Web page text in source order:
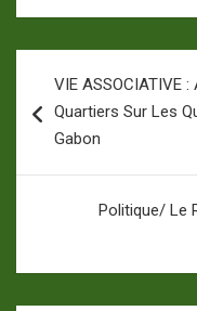
de
l’article
VIE ASSOCIATIVE
Quartiers Sur Les
Gabon
Politique/ Le